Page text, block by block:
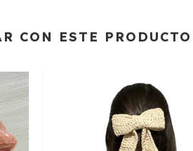
CON ESTE PRODUCTO